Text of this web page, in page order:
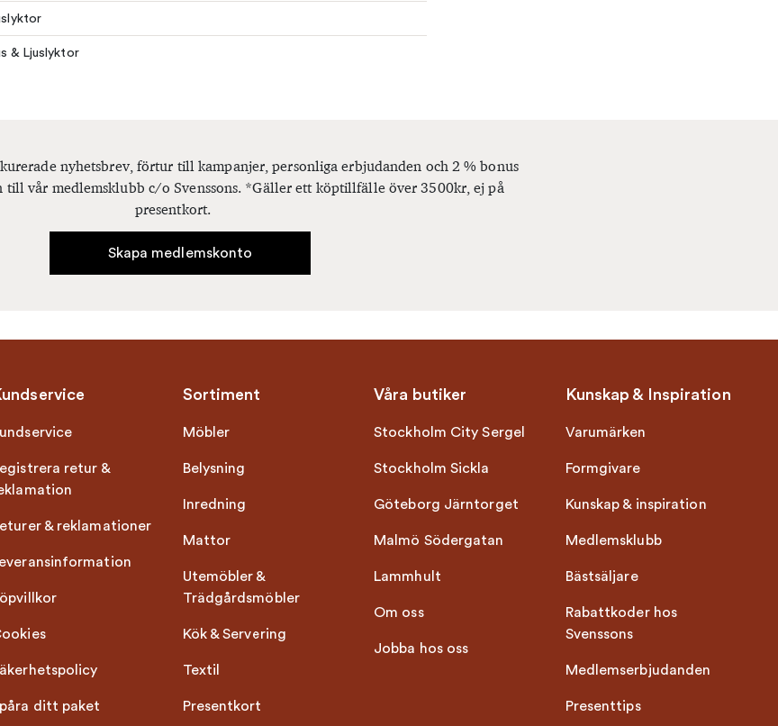
& Ljuslyktor
nyhetsbrev, förtur till kampanjer, personliga erbjudanden och 2 % bonus
till vår medlemsklubb c/o Svenssons. *Gäller ett köptillfälle över 3500kr, ej på
presentkort.
Skapa medlemskonto
retur &
& reklamationer
ditt paket
Sortiment
Möbler
Belysning
Inredning
Mattor
Utemöbler &
Trädgårdsmöbler
Kök & Servering
Textil
Presentkort
Våra butiker
Stockholm City Sergel
Stockholm Sickla
Göteborg Järntorget
Malmö Södergatan
Lammhult
Om oss
Jobba hos oss
Kunskap & Inspiration
Varumärken
Formgivare
Kunskap & inspiration
Medlemsklubb
Bästsäljare
Rabattkoder hos
Svenssons
Medlemserbjudanden
Presenttips